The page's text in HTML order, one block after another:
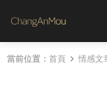
當前位置： 首頁 情感文